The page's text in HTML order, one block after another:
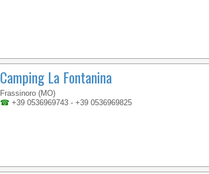
Camping La Fontanina
Frassinoro (MO)
☎ +39 0536969743 - +39 0536969825